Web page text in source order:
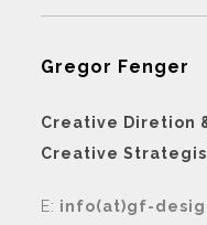
Gregor Fenger
Creative Diretion
Creative
E: info(at)gf-